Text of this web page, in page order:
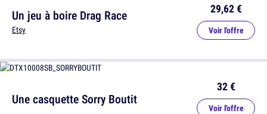
Un jeu à boire Drag Race
Etsy
29,62 €
Voir l'offre
Une casquette Sorry Boutit
32 €
Voir l'offre